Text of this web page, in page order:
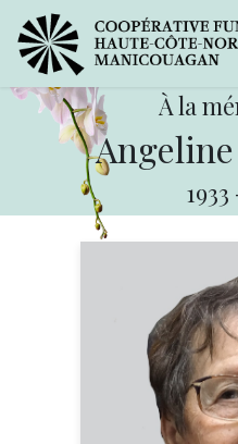
À la
1933